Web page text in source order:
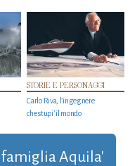
STORIE E PERSONAGGI
Carlo Riva, l’ingegnere
che stupi' il mondo
Aquila'